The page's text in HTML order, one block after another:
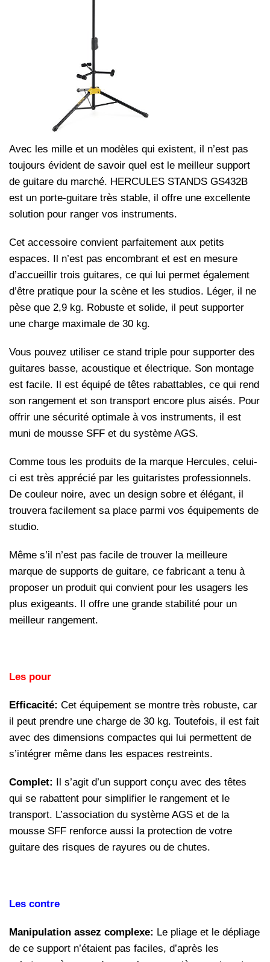
Avec les mille et un modèles qui existent, il n’est pas
toujours évident de savoir quel est le meilleur support
de guitare du marché. HERCULES STANDS GS432B
est un porte-guitare très stable, il offre une excellente
solution pour ranger vos instruments.
Cet accessoire convient parfaitement aux petits
espaces. Il n’est pas encombrant et est en mesure
d’accueillir trois guitares, ce qui lui permet également
d’être pratique pour la scène et les studios. Léger, il ne
pèse que 2,9 kg. Robuste et solide, il peut supporter
une charge maximale de 30 kg.
Vous pouvez utiliser ce stand triple pour supporter des
guitares basse, acoustique et électrique. Son montage
est facile. Il est équipé de têtes rabattables, ce qui rend
son rangement et son transport encore plus aisés. Pour
offrir une sécurité optimale à vos instruments, il est
muni de mousse SFF et du système AGS.
Comme tous les produits de la marque Hercules, celui-
ci est très apprécié par les guitaristes professionnels.
De couleur noire, avec un design sobre et élégant, il
trouvera facilement sa place parmi vos équipements de
studio.
Même s’il n’est pas facile de trouver la meilleure
marque de supports de guitare, ce fabricant a tenu à
proposer un produit qui convient pour les usagers les
plus exigeants. Il offre une grande stabilité pour un
meilleur rangement.
Les pour
Efficacité: Cet équipement se montre très robuste, car
il peut prendre une charge de 30 kg. Toutefois, il est fait
avec des dimensions compactes qui lui permettent de
s’intégrer même dans les espaces restreints.
Complet:
Il s’agit d’un support conçu avec des têtes
qui se rabattent pour simplifier le rangement et le
transport. L’association du système AGS et de la
mousse SFF renforce aussi la protection de votre
guitare des risques de rayures ou de chutes.
Les contre
Manipulation assez complexe: Le pliage et le dépliage
de ce support n’étaient pas faciles, d’après les